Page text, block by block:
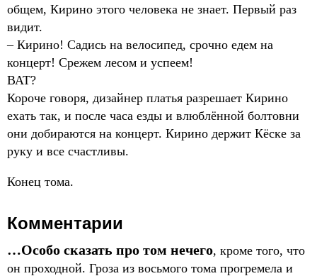
общем, Кирино этого человека не знает. Первый раз
видит.
– Кирино! Садись на велосипед, срочно едем на
концерт! Срежем лесом и успеем!
ВАТ?
Короче говоря, дизайнер платья разрешает Кирино
ехать так, и после часа езды и влюблённой болтовни
они добираются на концерт. Кирино держит Кёске за
руку и все счастливы.
Конец тома.
Комментарии
…Особо сказать про том нечего, кроме того, что
он проходной. Гроза из восьмого тома прогремела и